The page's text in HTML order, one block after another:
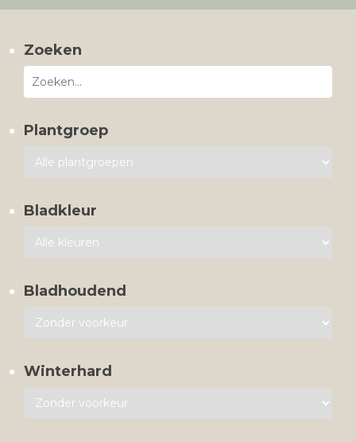
Zoeken
Plantgroep
Bladkleur
Bladhoudend
Winterhard